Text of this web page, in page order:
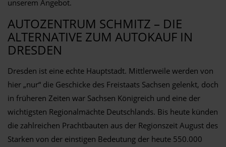
unserem Angebot.
AUTOZENTRUM SCHMITZ – DIE
ALTERNATIVE ZUM AUTOKAUF IN
DRESDEN
Dresden ist eine echte Hauptstadt. Mittlerweile werden von
hier „nur“ die Geschicke des Freistaats Sachsen gelenkt, doch
in früheren Zeiten war Sachsen Königreich und eine der
wichtigsten Regionalmächte Deutschlands. Bis heute künden
die zahlreichen Prachtbauten aus der Regionszeit August des
Starken von der einstigen Bedeutung der heute 550.000